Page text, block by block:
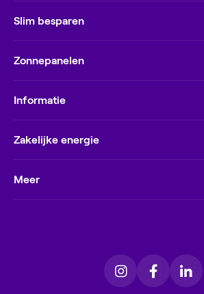
Slim besparen
Zonnepanelen
Informatie
Zakelijke energie
Meer